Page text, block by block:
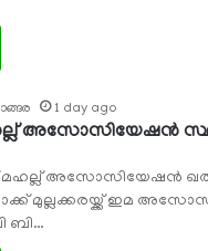
1 day ago
അസോസിയേഷന്‍
അസോസിയേഷന്‍
മുല്ലക്കരയ്ക്ക് ഇമ
ബി…